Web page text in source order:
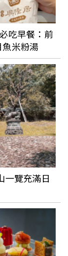
吃早餐：前
米粉湯
一覽充滿日